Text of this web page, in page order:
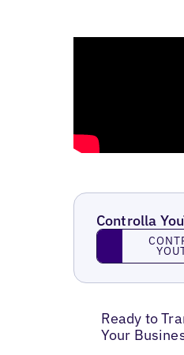
Controlla
Controlla
Ready to
Your